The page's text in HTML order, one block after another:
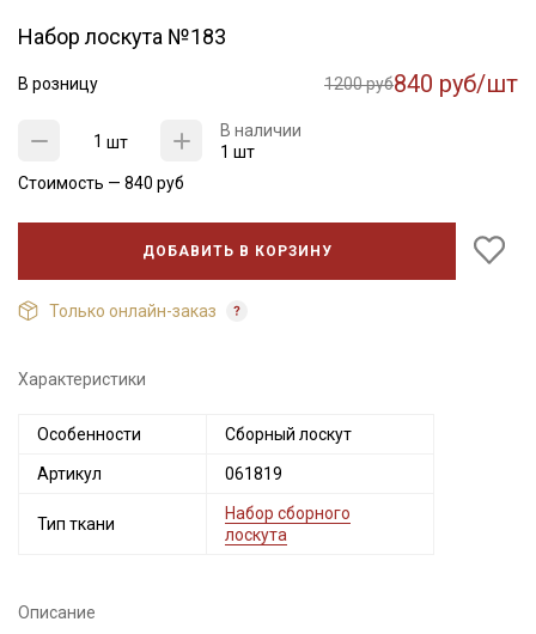
Набор лоскута №183
В розницу 1200 руб840 руб/шт
шт
В наличии
1 шт
Стоимость — 840 руб
ДОБАВИТЬ В КОРЗИНУ
Только онлайн-заказ
Характеристики
Особенности Сборный лоскут
Артикул 061819
Тип ткани
Набор сборного
лоскута
Описание
Мы публикуем здесь дополнительные
промокоды и скидки до 30% на узкие
категории тканей